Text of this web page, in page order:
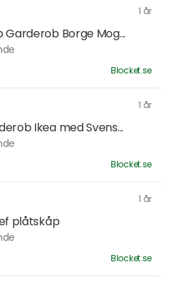
1 år
Garderob Borge Mog...
Blocket.se
1 år
Ikea med Svens...
Blocket.se
1 år
plåtskåp
Blocket.se